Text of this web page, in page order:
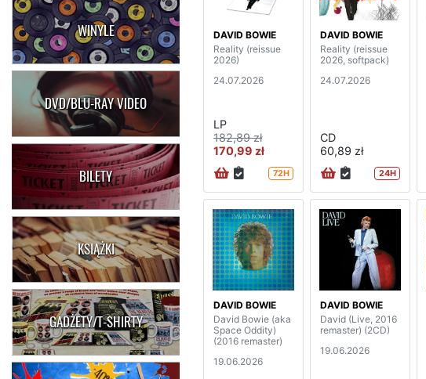
WINYLE
DVD/BLU-RAY VIDEO
BILETY
KSIĄŻKI
GADŻETY/T-SHIRTY
DAVID BOWIE
Reality (reissue
2026)
24.07.2026
LP
182,89 zł
170,99 zł
72H
DAVID BOWIE
Reality (reissue
2026, softpack)
24.07.2026
CD
60,89 zł
24H
DAVID BOWIE
David Bowie (aka
Space Oddity)
(2016 remaster)
19.06.2026
DAVID BOWIE
David (Live, 2016
remaster) (2CD)
19.06.2026